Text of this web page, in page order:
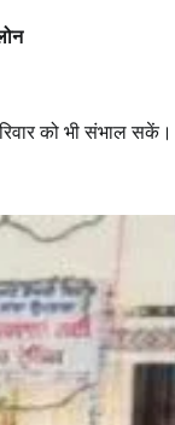
को भी संभाल सकें।